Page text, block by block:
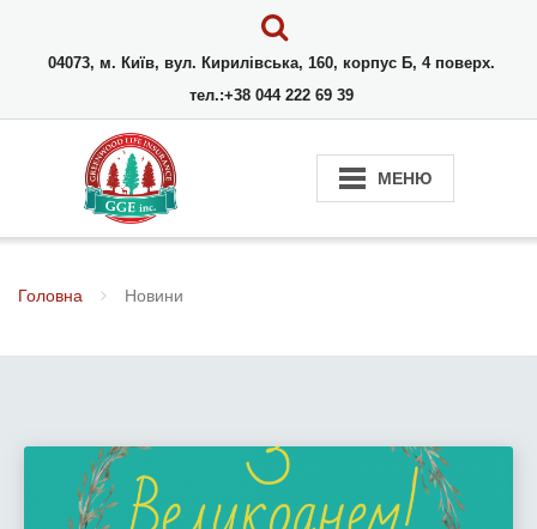
04073, м. Київ, вул. Кирилівська, 160, корпус Б, 4 поверх.
тел.:+38 044 222 69 39
МЕНЮ
Головна Новини